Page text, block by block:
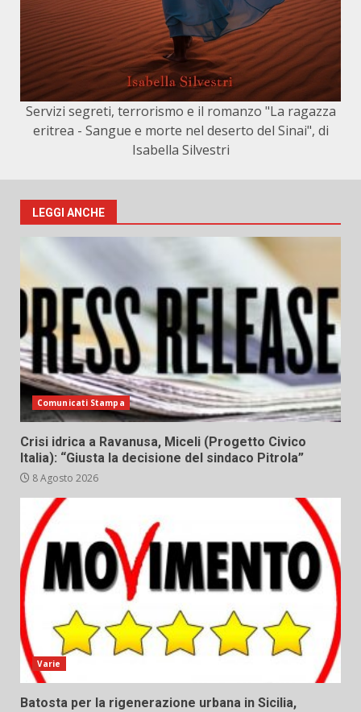
Servizi segreti, terrorismo e il romanzo "La ragazza
eritrea - Sangue e morte nel deserto del Sinai", di
Isabella Silvestri
LEGGI ANCHE
Comunicati Stampa
Crisi idrica a Ravanusa, Miceli (Progetto Civico
Italia): “Giusta la decisione del sindaco Pitrola”
8 Agosto 2026
Varie
Batosta per la rigenerazione urbana in Sicilia,